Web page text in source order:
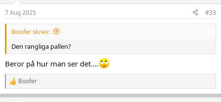
7 Aug 2025 #33
Boofer skrev:
Den rangliga pallen?
Beror på hur man ser det....
R
e
Boofer